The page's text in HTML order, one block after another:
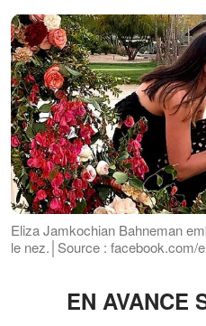
Eliza Jamkochian Bahneman
le nez.│Source : facebook.com/
EN AVANCE